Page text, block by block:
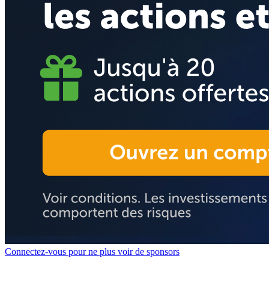
Connectez-vous pour ne plus voir de sponsors